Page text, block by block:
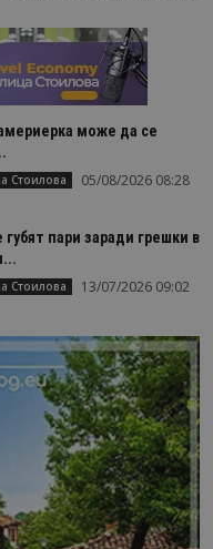
може да се
Стоилова 05/08/2026 08:28
пари заради грешки в
Стоилова 13/07/2026 09:02